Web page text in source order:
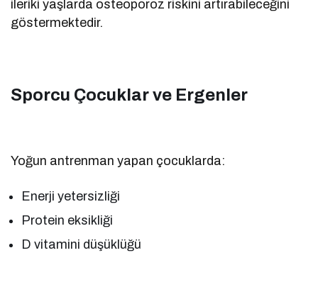
ileriki yaşlarda osteoporoz riskini artırabileceğini
göstermektedir.
Sporcu Çocuklar ve Ergenler
Yoğun antrenman yapan çocuklarda:
Enerji yetersizliği
Protein eksikliği
D vitamini düşüklüğü